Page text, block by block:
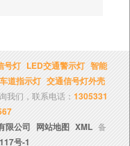
号灯 LED交通警示灯 智能
车道指示灯 交通信号灯外壳
我们，联系电话： 1305331
限公司 网站地图 XML 备
号-1